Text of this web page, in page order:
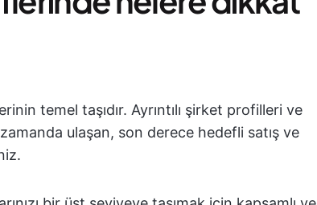
temel taşıdır. Ayrıntılı şirket profilleri ve
ulaşan, son derece hedefli satış ve